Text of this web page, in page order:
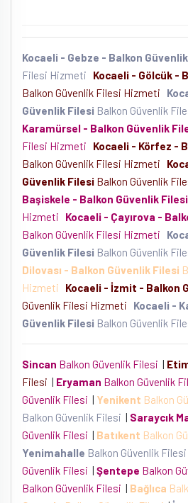
Kocaeli - Gebze - Balkon
Filesi Hizmeti
Kocaeli - Gölcük -
Balkon Güvenlik Filesi Hizmeti
Güvenlik Filesi Balkon Güvenlik
Karamürsel - Balkon Güvenlik
Filesi Hizmeti
Kocaeli - Körfez -
Balkon Güvenlik Filesi Hizmeti
Güvenlik Filesi Balkon Güvenlik
Başiskele - Balkon Güvenlik Filesi
Hizmeti
Kocaeli - Çayırova -
Balkon Güvenlik Filesi Hizmeti
Güvenlik Filesi Balkon Güvenlik
Dilovası - Balkon Güvenlik Filesi
Hizmeti
Kocaeli - İzmit - Balkon
Güvenlik Filesi Hizmeti
Kocaeli -
Güvenlik Filesi Balkon Güvenlik
Sincan Balkon Güvenlik Filesi |
Filesi | Eryaman Balkon Güvenlik
Güvenlik Filesi | Yenikent Balkon
Balkon Güvenlik Filesi | Saraycık
Güvenlik Filesi | Batıkent Balkon
Yenimahalle Balkon Güvenlik Filesi
Güvenlik Filesi | Şentepe Balkon
Balkon Güvenlik Filesi | Bağlıca